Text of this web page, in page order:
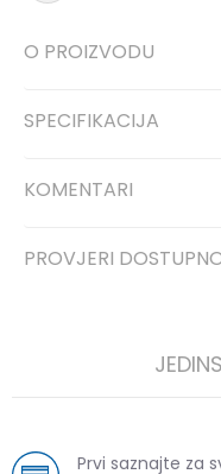
O PROIZVODU
SPECIFIKACIJA
KOMENTARI
PROVJERI
Prvi saznajte za